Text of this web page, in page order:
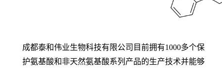
成都泰和伟业生物科技有限公司目前拥有1000多个保
护氨基酸和非天然氨基酸系列产品的生产技术并能够